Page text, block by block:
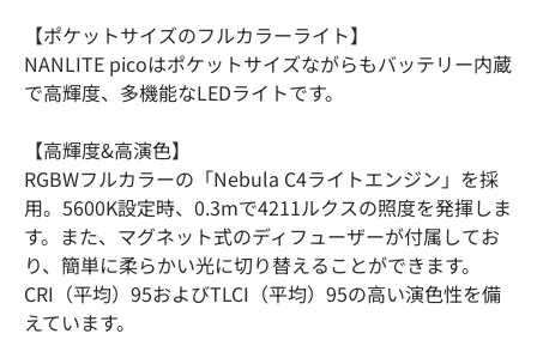
【ポケットサイズのフルカラーライト】
NANLITE picoはポケットサイズながらもバッテリー内蔵
で高輝度、多機能なLEDライトです。
【高輝度&高演色】
RGBWフルカラーの「Nebula C4ライトエンジン」を採
用。5600K設定時、0.3mで4211ルクスの照度を発揮しま
す。また、マグネット式のディフューザーが付属してお
り、簡単に柔らかい光に切り替えることができます。
CRI（平均）95およびTLCI（平均）95の高い演色性を備
えています。